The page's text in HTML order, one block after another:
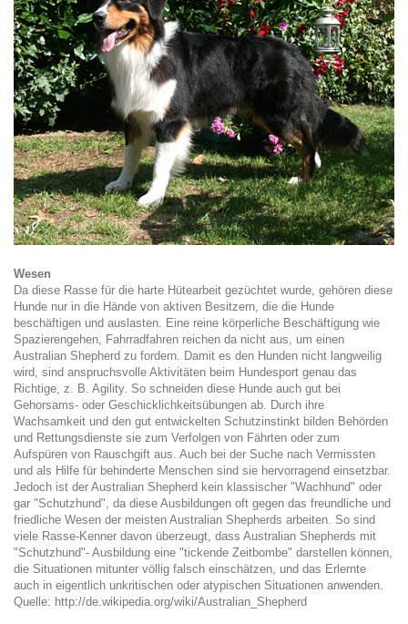
Wesen
Da diese Rasse für die harte Hütearbeit gezüchtet wurde, gehören diese
Hunde nur in die Hände von aktiven Besitzern, die die Hunde
beschäftigen und auslasten. Eine reine körperliche Beschäftigung wie
Spazierengehen, Fahrradfahren reichen da nicht aus, um einen
Australian Shepherd zu fordern. Damit es den Hunden nicht langweilig
wird, sind anspruchsvolle Aktivitäten beim Hundesport genau das
Richtige, z. B. Agility. So schneiden diese Hunde auch gut bei
Gehorsams- oder Geschicklichkeitsübungen ab. Durch ihre
Wachsamkeit und den gut entwickelten Schutzinstinkt bilden Behörden
und Rettungsdienste sie zum Verfolgen von Fährten oder zum
Aufspüren von Rauschgift aus. Auch bei der Suche nach Vermissten
und als Hilfe für behinderte Menschen sind sie hervorragend einsetzbar.
Jedoch ist der Australian Shepherd kein klassischer "Wachhund" oder
gar "Schutzhund", da diese Ausbildungen oft gegen das freundliche und
friedliche Wesen der meisten Australian Shepherds arbeiten. So sind
viele Rasse-Kenner davon überzeugt, dass Australian Shepherds mit
"Schutzhund"- Ausbildung eine "tickende Zeitbombe" darstellen können,
die Situationen mitunter völlig falsch einschätzen, und das Erlernte
auch in eigentlich unkritischen oder atypischen Situationen anwenden.
Quelle: http://de.wikipedia.org/wiki/Australian_Shepherd